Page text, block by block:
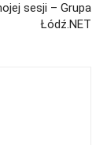
sesji – Grupa
Łódź.NET